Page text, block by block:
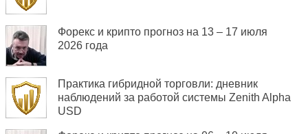
Форекс и крипто прогноз на 13 – 17 июля
2026 года
Практика гибридной торговли: дневник
наблюдений за работой системы Zenith Alpha
USD